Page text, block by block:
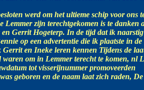
werd om het ultieme schip voor
Lemmer zijn terechtgekomen is te danken
Gerrit Hogeterp. In de tijd dat ik
op een advertentie die ik plaatste in
Gerrit en Ineke leren kennen Tijdens de
waren om in Lemmer terecht te komen,
tot visserijnummer promoveerden
geboren en de naam laat zich raden,